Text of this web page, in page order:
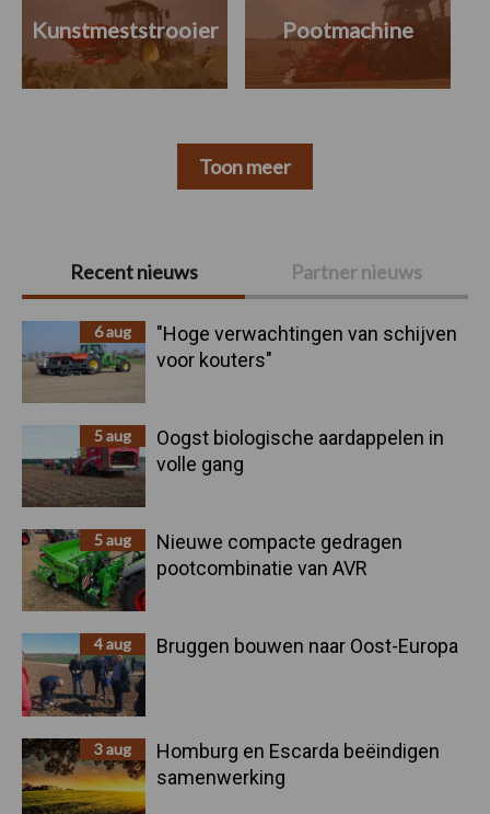
Primaire
Sidebar
Recent nieuws Partner nieuws
6 aug
"Hoge verwachtingen van schijven
voor kouters"
5 aug
Oogst biologische aardappelen in
volle gang
5 aug
Nieuwe compacte gedragen
pootcombinatie van AVR
4 aug Bruggen bouwen naar Oost-Europa
3 aug
Homburg en Escarda beëindigen
samenwerking
Kunstmeststrooier Pootmachine
Toon meer